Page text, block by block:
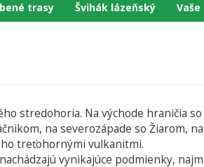
trasy Švihák lázeňský
stredohoria. Na východe hraničia
na severozápade so Žiarom,
treťohornými vulkanitmi.
vynikajúce podmienky,